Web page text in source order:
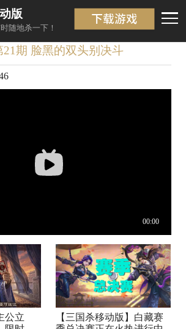
版
随地杀一下！
期 脸黑的双头别决斗
公立
【三国杀移动版】白藏赛